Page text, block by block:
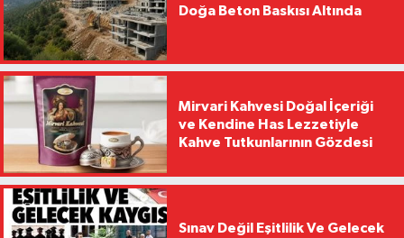
Doğa Beton Baskısı Altında
Mirvari Kahvesi Doğal İçeriği
ve Kendine Has Lezzetiyle
Kahve Tutkunlarının Gözdesi
Sınav Değil Eşitlilik Ve Gelecek